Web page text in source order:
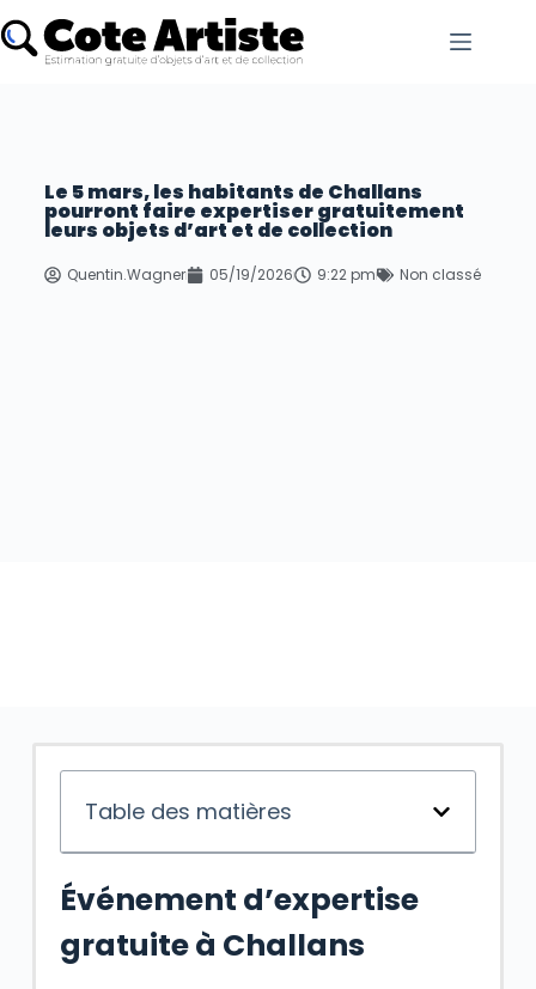
Le 5 mars, les habitants de Challans
pourront faire expertiser gratuitement
leurs objets d’art et de collection
Quentin.Wagner 05/19/2026 9:22 pm Non classé
Table des matières
Événement d’expertise
gratuite à Challans